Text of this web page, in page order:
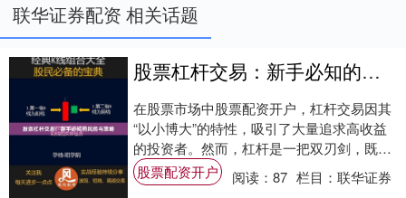
联华证券配资 相关话题
股票杠杆交易：新手必知的风险与策略
在股票市场中股票配资开户，杠杆交易因其
“以小博大”的特性，吸引了大量追求高收益
的投资者。然而，杠杆是一把双刃剑，既能
放大收益，也能成倍放大亏损。对于新手而
言，在....
股票配资开户 阅读：87 栏目：联华证券